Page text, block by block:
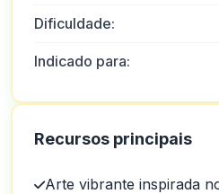
Dificuldade:
Indicado para:
Recursos principais
Arte vibrante inspirada